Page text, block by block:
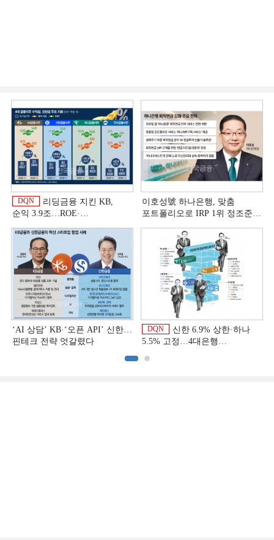
DQN
리딩금융 지킨 KB,
순익 3.9조…ROE·
상반기 금융 리그테이블]
이호성號 하나은행, 맞춤
포트폴리오로 IRP 1위 정조준
‘AI 상담’ KB·‘오픈 API’ 신한…
핀테크 전략 엇갈렸다
DQN
신한 6.9% 상한·하나
5.5% 고정…4대은행